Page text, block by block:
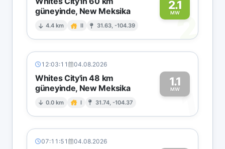
güneyinde, New Meksika
4.4 km II 31.63, -104.39
2.1
MW2
12:03:11 04.08.2026
Whites City'in 48 km
güneyinde, New Meksika
0.0 km I 31.74, -104.37
1.1
MW1
07:11:51 04.08.2026